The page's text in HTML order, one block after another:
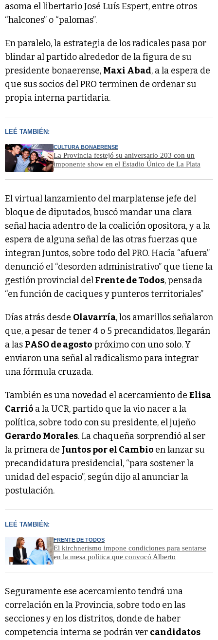
asoma el libertario José Luís Espert, entre otros
“halcones” o “palomas”.
En paralelo, la estrategia de los radicales pasa por
blindar al partido alrededor de la figura de su
presidente bonaerense, Maxi Abad, a la espera de
que sus socios del PRO terminen de ordenar su
propia interna partidaria.
LEÉ TAMBIÉN:
CULTURA BONAERENSE
La Provincia festejó su aniversario 203 con un
imponente show en el Estadio Único de La Plata
El virtual lanzamiento del marplatense jefe del
bloque de diputados, buscó mandar una clara
señal hacia adentro de la coalición opositora, y a la
espera de alguna señal de las otras fuerzas que
integran Juntos, sobre todo del PRO. Hacía “afuera”
denunció el “desorden administrativo” que tiene la
gestión provincial delFrente de Todos, pensada
“en función de caciques y punteros territoriales”
Días atrás desde Olavarría, los amarillos señalaron
que, a pesar de tener 4 o 5 precandidatos, llegarán
a las PASO de agosto próximo con uno solo. Y
enviaron una señal al radicalismo para integrar
una fórmula cruzada.
También es una novedad el acercamiento de Elisa
Carrió a la UCR, partido que la vio nacer a la
política, sobre todo con su presidente, el jujeño
Gerardo Morales. La chaqueña sorprendió al ser
la primera de Juntos por el Cambio en lanzar su
precandidatura presidencial, “para sostener la
unidad del espacio”, según dijo al anunciar la
postulación.
LEÉ TAMBIÉN:
FRENTE DE TODOS
El kirchnerismo impone condiciones para sentarse
en la mesa política que convocó Alberto
Seguramente ese acercamiento tendrá una
correlación en la Provincia, sobre todo en las
secciones y en los distritos, donde de haber
competencia interna se podrán ver candidatos